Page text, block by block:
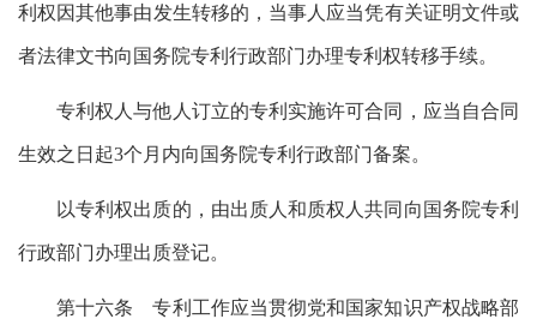
利权因其他事由发生转移的，当事人应当凭有关证明文件或
者法律文书向国务院专利行政部门办理专利权转移手续。
专利权人与他人订立的专利实施许可合同，应当自合同
生效之日起3个月内向国务院专利行政部门备案。
以专利权出质的，由出质人和质权人共同向国务院专利
行政部门办理出质登记。
第十六条 专利工作应当贯彻党和国家知识产权战略部